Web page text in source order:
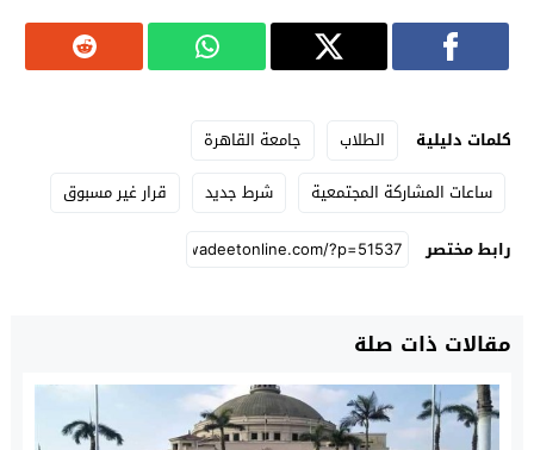
كلمات دليلية الطلاب
جامعة القاهرة
ساعات المشاركة المجتمعية
شرط جديد
قرار غير مسبوق
رابط مختصر
مقالات ذات صلة